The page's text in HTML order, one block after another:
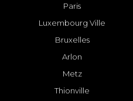
Paris
Luxembourg Ville
Bruxelles
Arlon
Metz
Thionville